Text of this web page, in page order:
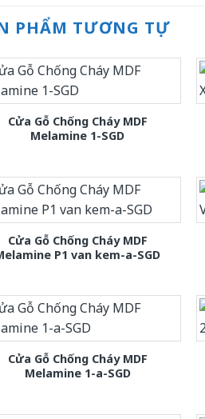
PHẨM TƯƠNG TỰ
Cửa Gỗ Chống Cháy MDF
Melamine 1-SGD
Cửa Gỗ Chống Cháy MDF
P1 van kem-a-SGD
Cửa Gỗ Chống Cháy MDF
Melamine 1-a-SGD